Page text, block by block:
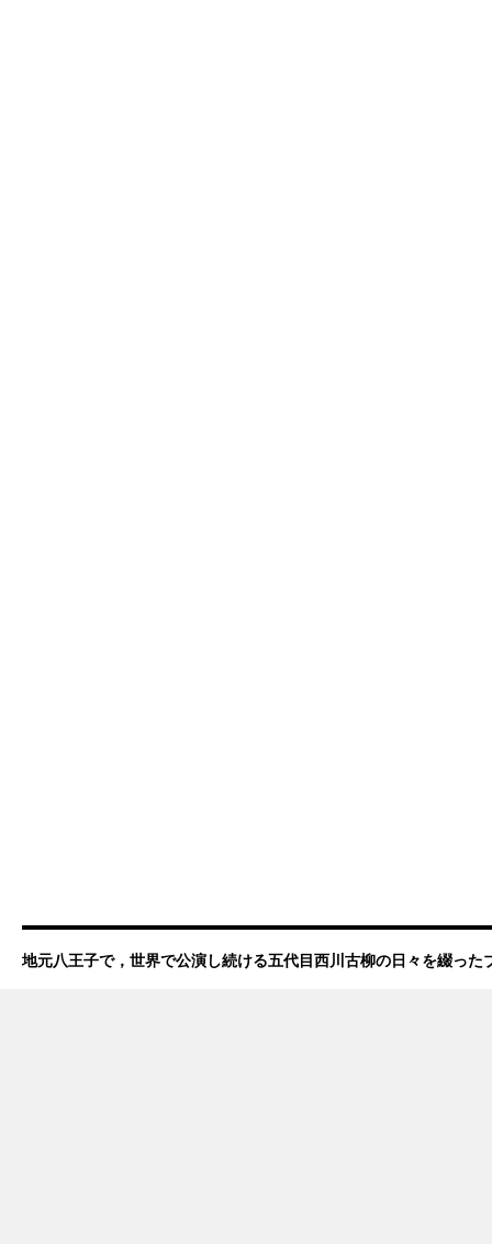
地元八王子で，世界で公演し続ける五代目西川古柳の日々を綴った